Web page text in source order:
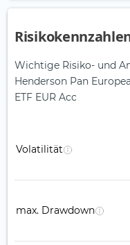
Wichtige Risiko- und
Henderson Pan
ETF EUR Acc
Volatilität
max. Drawdown